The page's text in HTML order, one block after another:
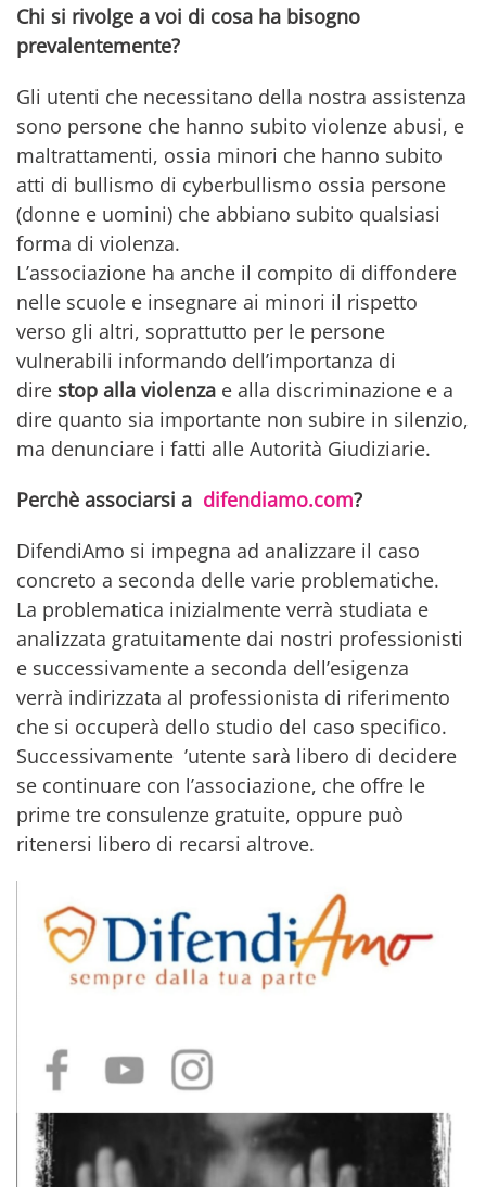
Chi si rivolge a voi di cosa ha bisogno
prevalentemente?
Gli utenti che necessitano della nostra assistenza
sono persone che hanno subito violenze abusi, e
maltrattamenti, ossia minori che hanno subito
atti di bullismo di cyberbullismo ossia persone
(donne e uomini) che abbiano subito qualsiasi
forma di violenza.
L’associazione ha anche il compito di diffondere
nelle scuole e insegnare ai minori il rispetto
verso gli altri, soprattutto per le persone
vulnerabili informando dell’importanza di
dire stop alla violenza e alla discriminazione e a
dire quanto sia importante non subire in silenzio,
ma denunciare i fatti alle Autorità Giudiziarie.
Perchè associarsi a difendiamo.com?
DifendiAmo si impegna ad analizzare il caso
concreto a seconda delle varie problematiche.
La problematica inizialmente verrà studiata e
analizzata gratuitamente dai nostri professionisti
e successivamente a seconda dell’esigenza
verrà indirizzata al professionista di riferimento
che si occuperà dello studio del caso specifico.
Successivamente ’utente sarà libero di decidere
se continuare con l’associazione, che offre le
prime tre consulenze gratuite, oppure può
ritenersi libero di recarsi altrove.